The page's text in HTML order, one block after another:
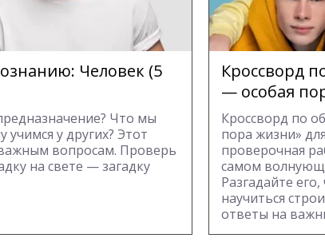
Человек (5
Что мы
у других? Этот
вопросам. Проверь
на свете — загадку
Кроссворд
— особая
Кроссворд по
пора жизни»
проверочная
самом
Разгадайте
научиться
ответы на